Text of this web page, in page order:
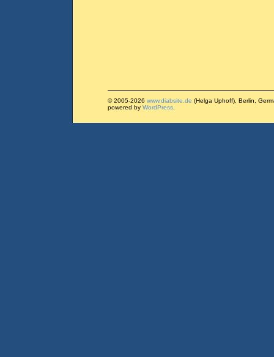
© 2005-2026 www.diabsite.de (Helga Uphoff), Berlin,
powered by WordPress.